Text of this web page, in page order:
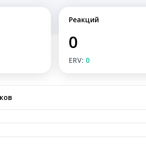
Реакций
0
ERV: 0